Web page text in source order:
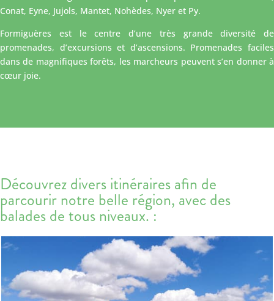
Conat, Eyne, Jujols, Mantet, Nohèdes, Nyer et Py.
Formiguères est le centre d’une très grande diversité de
promenades, d’excursions et d’ascensions. Promenades faciles
dans de magnifiques forêts, les marcheurs peuvent s’en donner à
cœur joie.
Découvrez divers itinéraires afin de
parcourir notre belle région, avec des
balades de tous niveaux. :